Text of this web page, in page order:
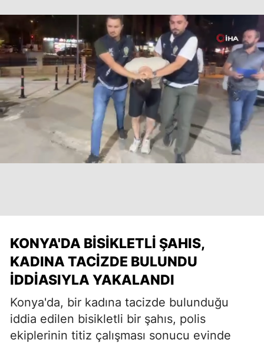
KONYA'DA BISIKLETLI ŞAHIS,
KADINA TACIZDE BULUNDU
İDDIASIYLA YAKALANDI
Konya'da, bir kadına tacizde bulunduğu
iddia edilen bisikletli bir şahıs, polis
ekiplerinin titiz çalışması sonucu evinde